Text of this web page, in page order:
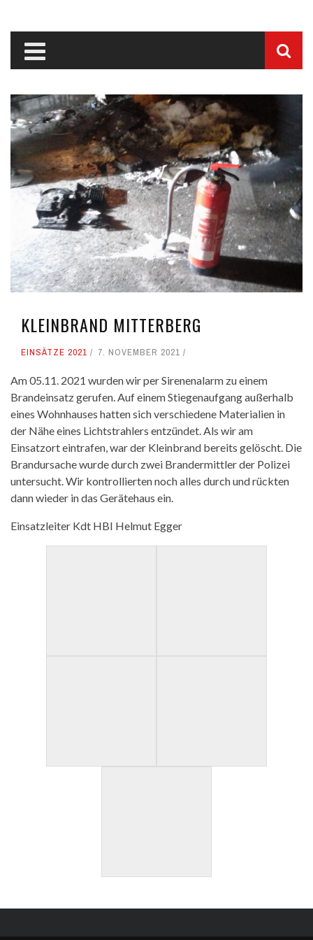
KLEINBRAND MITTERBERG
EINSÄTZE 2021 7. NOVEMBER 2021
Am 05.11. 2021 wurden wir per Sirenenalarm zu einem
Brandeinsatz gerufen. Auf einem Stiegenaufgang außerhalb
eines Wohnhauses hatten sich verschiedene Materialien in
der Nähe eines Lichtstrahlers entzündet. Als wir am
Einsatzort eintrafen, war der Kleinbrand bereits gelöscht. Die
Brandursache wurde durch zwei Brandermittler der Polizei
untersucht. Wir kontrollierten noch alles durch und rückten
dann wieder in das Gerätehaus ein.
Einsatzleiter Kdt HBI Helmut Egger